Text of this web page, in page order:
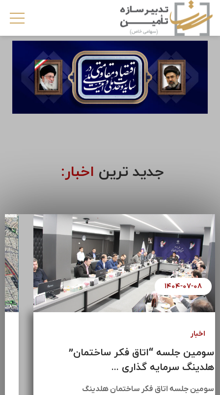
جدید ترین اخبار:
۱۴۰۴-۰۷-۰۸
سومین جلسه “اتاق فکر ساختمان”
هلدینگ سرمایه گذاری ...
سومین جلسه اتاق فکر ساختمان هلدینگ